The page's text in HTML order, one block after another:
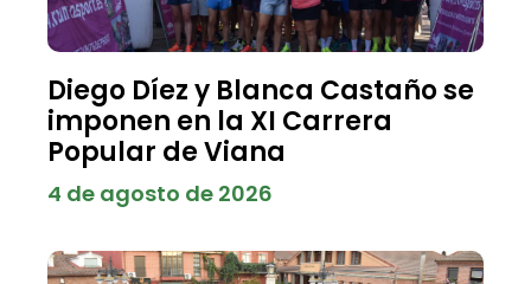
Diego Díez y Blanca Castaño se
imponen en la XI Carrera
Popular de Viana
4 de agosto de 2026